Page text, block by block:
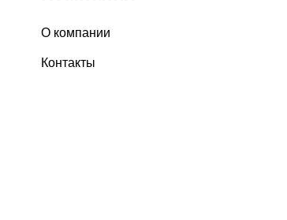
О компании
Контакты